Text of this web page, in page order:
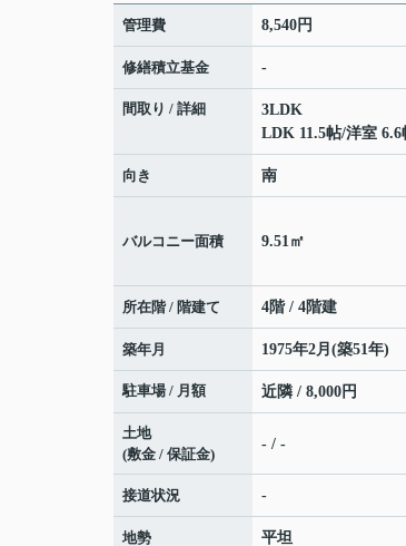
管理費 8,540円
修繕積立基金 -
間取り / 詳細
3LDK
LDK 11.5帖/洋室 6.6
向き 南
バルコニー面積 9.51㎡
所在階 / 階建て 4階 / 4階建
築年月 1975年2月(築51年)
駐車場 / 月額 近隣 / 8,000円
土地
(敷金 / 保証金)
- / -
接道状況 -
地勢 平坦